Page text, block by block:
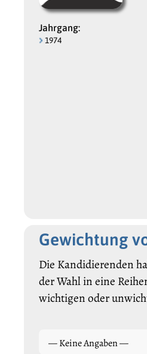
Jahrgang:
1974
Gewichtung
Die Kandidierenden
der Wahl in eine
wichtigen oder
— Keine Angaben —